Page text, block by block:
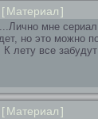
[Материал]
мне сериал
но это можно
К лету все
[Материал]